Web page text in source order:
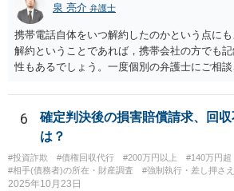
泉 亮介 弁護士
携帯電話自体をいつ解約したのかという点に
解約ということであれば，携帯会社の方でも
性もあるでしょう。一度個別の弁護士にご相
6
確定判決後の損害賠償請求、回
は？
#投資詐欺 #債権回収代行 #200万円以上
#140万円超
#相手(債務者)の所在・財産調査
#強制執行・差し押さえ
2025年10月23日